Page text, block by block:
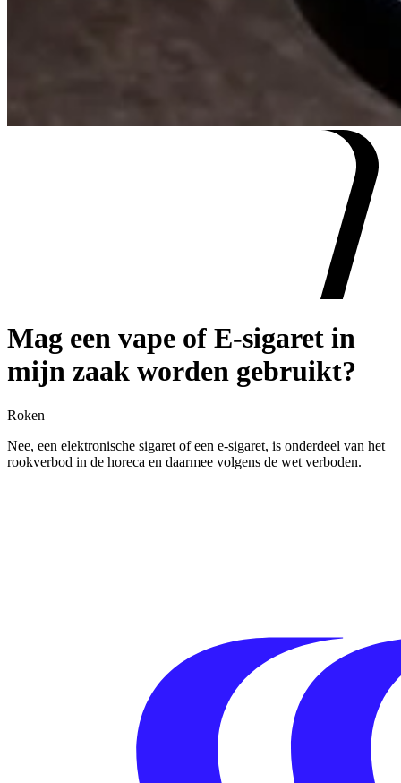
Mag een vape of E-sigaret in
mijn zaak worden gebruikt?
Roken
Nee, een elektronische sigaret of een e-sigaret, is onderdeel van het
rookverbod in de horeca en daarmee volgens de wet verboden.